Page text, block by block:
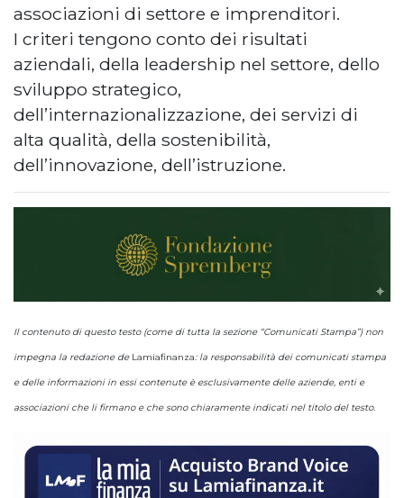
associazioni di settore e imprenditori.
I criteri tengono conto dei risultati
aziendali, della leadership nel settore, dello
sviluppo strategico,
dell’internazionalizzazione, dei servizi di
alta qualità, della sostenibilità,
dell’innovazione, dell’istruzione.
Il contenuto di questo testo (come di tutta la sezione “Comunicati Stampa”) non
impegna la redazione de Lamiafinanza: la responsabilità dei comunicati stampa
e delle informazioni in essi contenute è esclusivamente delle aziende, enti e
associazioni che li firmano e che sono chiaramente indicati nel titolo del testo.